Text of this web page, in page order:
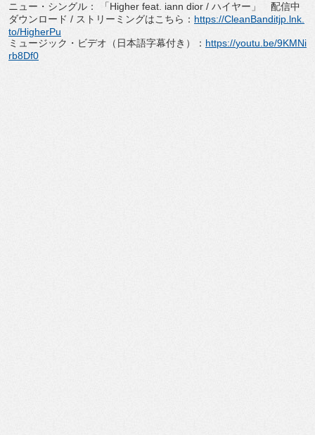
ニュー・シングル： 「Higher feat. iann dior / ハイヤー」 配信中
ダウンロード / ストリーミングはこちら： https://CleanBanditjp.lnk.
to/HigherPu
ミュージック・ビデオ（日本語字幕付き）： https://youtu.be/9KMNi
rb8Df0